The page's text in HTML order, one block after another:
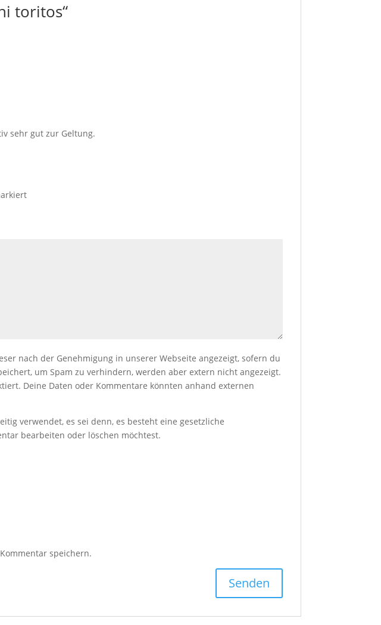
toritos“
sehr gut zur Geltung.
nach der Genehmigung in unserer Webseite angezeigt, sofern du
um Spam zu verhindern, werden aber extern nicht angezeigt.
Deine Daten oder Kommentare könnten anhand externen
verwendet, es sei denn, es besteht eine gesetzliche
bearbeiten oder löschen möchtest.
speichern.